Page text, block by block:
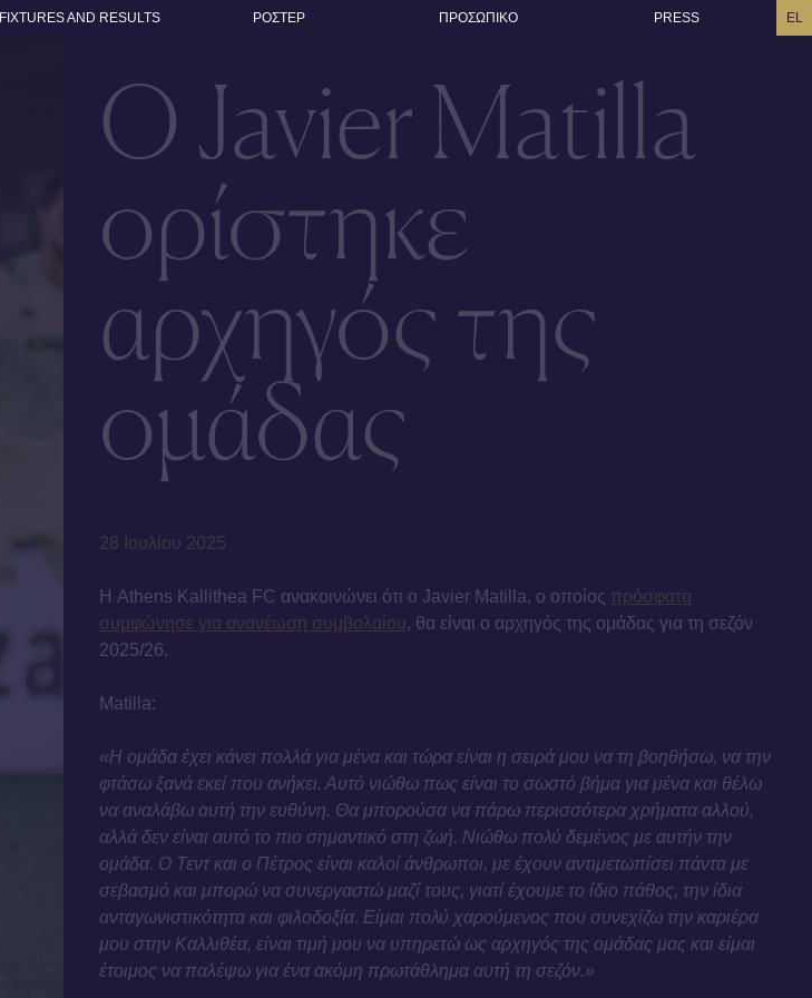
FIXTURES AND RESULTS ΡΟΣΤΕΡ ΠΡΟΣΩΠΙΚO PRESS EL
Ο Javier Matilla
ορίστηκε
αρχηγός της
ομάδας
28 Ιουλίου 2025
Η Athens Kallithea FC ανακοινώνει ότι ο Javier Matilla, ο οποίος πρόσφατα
συμφώνησε για ανανέωση συμβολαίου, θα είναι ο αρχηγός της ομάδας για τη σεζόν
2025/26.
Matilla:
«Η ομάδα έχει κάνει πολλά για μένα και τώρα είναι η σειρά μου να τη βοηθήσω, να την
φτάσω ξανά εκεί που ανήκει. Αυτό νιώθω πως είναι το σωστό βήμα για μένα και θέλω
να αναλάβω αυτή την ευθύνη. Θα μπορούσα να πάρω περισσότερα χρήματα αλλού,
αλλά δεν είναι αυτό το πιο σημαντικό στη ζωή. Νιώθω πολύ δεμένος με αυτήν την
ομάδα. Ο Τεντ και ο Πέτρος είναι καλοί άνθρωποι, με έχουν αντιμετωπίσει πάντα με
σεβασμό και μπορώ να συνεργαστώ μαζί τους, γιατί έχουμε το ίδιο πάθος, την ίδια
ανταγωνιστικότητα και φιλοδοξία. Είμαι πολύ χαρούμενος που συνεχίζω την καριέρα
μου στην Καλλιθέα, είναι τιμή μου να υπηρετώ ως αρχηγός της ομάδας μας και είμαι
έτοιμος να παλέψω για ένα ακόμη πρωτάθλημα αυτή τη σεζόν.»